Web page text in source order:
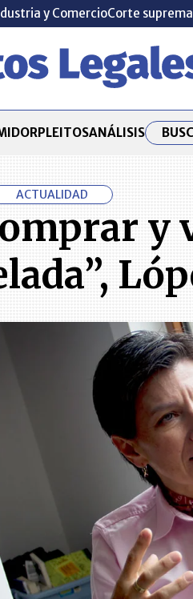
y ComercioCorte suprema
PLEITOSANÁLISIS
ACTUALIDAD